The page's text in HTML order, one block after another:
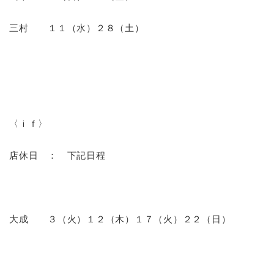
三村 １１ （水）２８ （土）
〈ｉｆ〉
店休日 ： 下記日程
大成 ３（火）１２（木）１７（火）２２（日）